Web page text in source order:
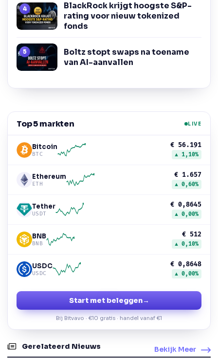
BlackRock krijgt hoogste S&P-
rating voor nieuw tokenized
fonds
Boltz stopt swaps na toename
van AI-aanvallen
Top 5 markten LIVE
Bitcoin
BTC
€ 56.191
▲ 1,10%
Ethereum
ETH
€ 1.657
▲ 0,60%
Tether
USDT
€ 0,8645
▲ 0,00%
BNB
BNB
€ 512
▲ 0,10%
USDC
USDC
€ 0,8648
▲ 0,00%
Start met beleggen→
Bij Bitvavo · €10 gratis · handel vanaf €1
Gerelateerd Nieuws Bekijk Meer